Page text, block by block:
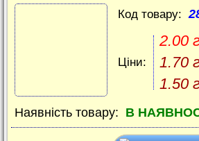
Код товару:
Ціни:
2.00
1.70
1.50
Наявність товару: В